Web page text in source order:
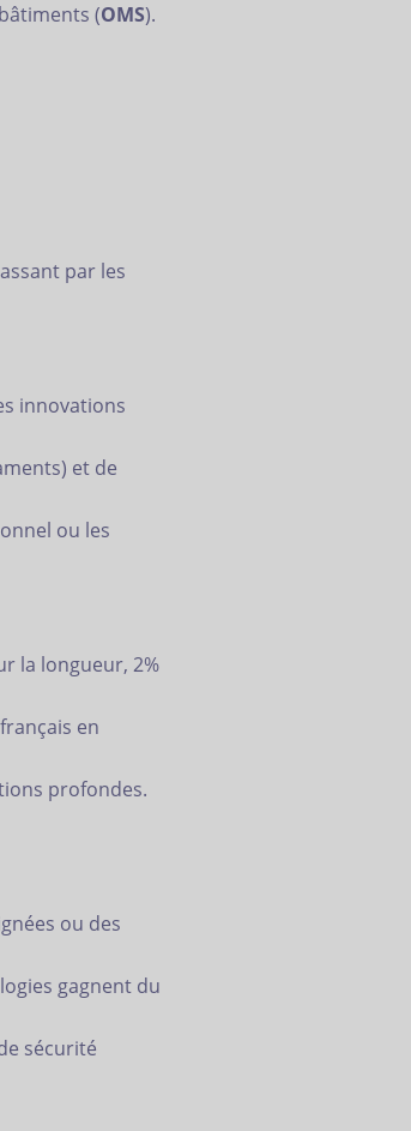
(OMS).
par les
innovations
et de
ou les
la longueur, 2%
en
profondes.
ou des
gagnent du
sécurité